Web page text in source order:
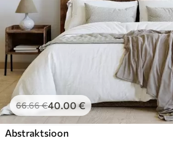
66.66€40.00€
Abstraktsioon